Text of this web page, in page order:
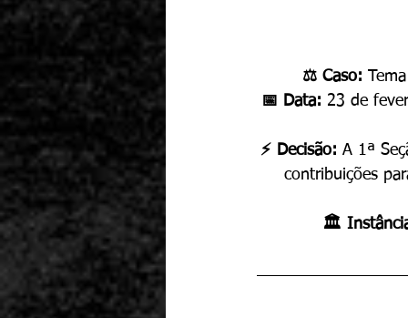
⚖️ Caso:
📅 Data: 23 de
⚡ Decisão: A 1ª
contribuições
🏛️